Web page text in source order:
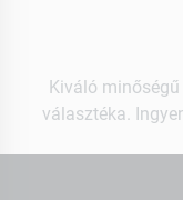
Kiváló
választéka.